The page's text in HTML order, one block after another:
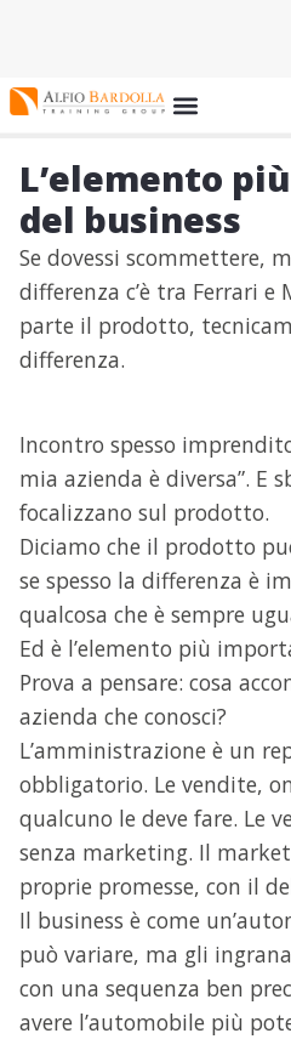
L’elemento
del business
Se dovessi scommettere,
differenza c’è tra Ferrari e
parte il prodotto,
differenza.
Incontro spesso
mia azienda è diversa”. E
focalizzano sul prodotto.
Diciamo che il prodotto
se spesso la differenza è
qualcosa che è sempre
Ed è l’elemento più
Prova a pensare: cosa
azienda che conosci?
L’amministrazione è un
obbligatorio. Le vendite,
qualcuno le deve fare. Le
senza marketing. Il
proprie promesse, con il
Il business è come
può variare, ma gli
con una sequenza ben
avere l’automobile più